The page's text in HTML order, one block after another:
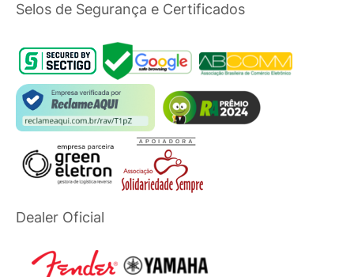
Selos de Segurança e Certificados
Dealer Oficial